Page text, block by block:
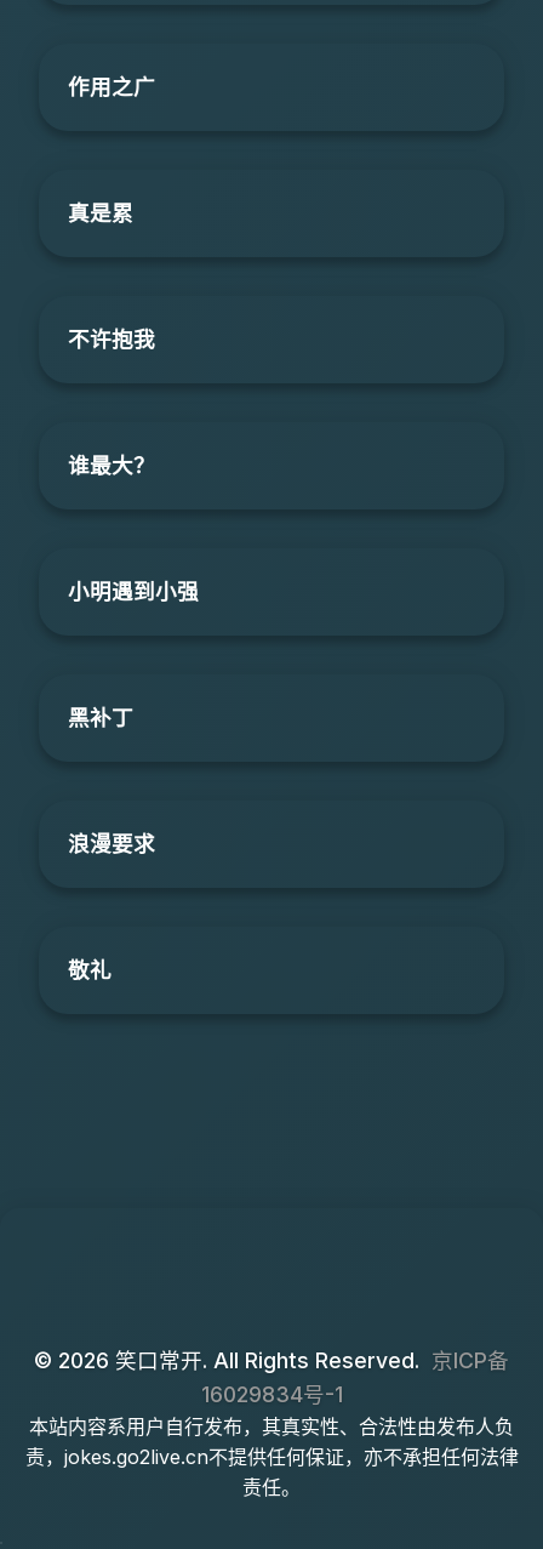
作用之广
真是累
不许抱我
谁最大？
小明遇到小强
黑补丁
浪漫要求
敬礼
© 2026 笑口常开. All Rights Reserved. 京ICP备
16029834号-1
本站内容系用户自行发布，其真实性、合法性由发布人负
责，jokes.go2live.cn不提供任何保证，亦不承担任何法律
责任。